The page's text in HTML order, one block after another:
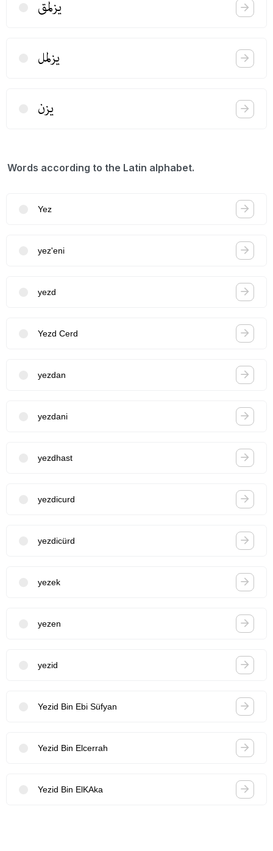
یزلمق
یزلمل
یزن
Words according to the Latin alphabet.
Yez
yez'eni
yezd
Yezd Cerd
yezdan
yezdani
yezdhast
yezdicurd
yezdicürd
yezek
yezen
yezid
Yezid Bin Ebi Süfyan
Yezid Bin Elcerrah
Yezid Bin ElKAka